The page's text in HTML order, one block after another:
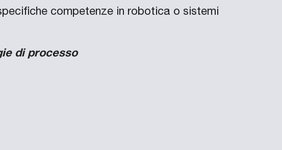
competenze in robotica o sistemi
di processo